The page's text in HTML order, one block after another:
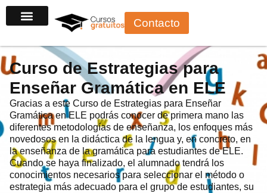
al
Contacto
Curso de Estrategias para
Enseñar Gramática en ELE
Gracias a este Curso de Estrategias para Enseñar
Gramática en ELE podrás conocer de primera mano las
diferentes metodologías de enseñanza, los enfoques más
novedosos en la didáctica de la lengua y, en concreto, en
la enseñanza de la gramática para estudiantes de ELE.
Cuando se haya finalizado, el alumnado tendrá los
conocimientos necesarios para seleccionar el método o
estrategia más adecuado para el grupo de estudiantes, su